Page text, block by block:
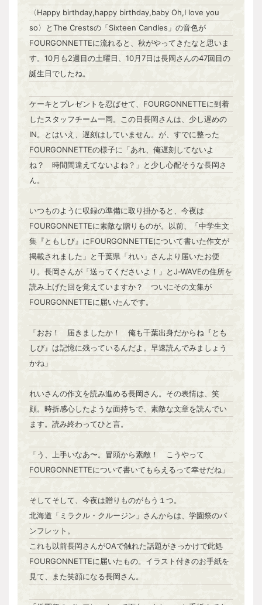
〈Happy birthday,happy birthday,baby Oh,I love you
so〉とThe Crestsの「Sixteen Candles」の音色が
FOURGONNETTEに流れると、秋がやってきたなと思いま
す。10月も2週目の土曜日、10月7日は長岡さんの47回目の
誕生日でしたね。
ケーキとプレゼントを忍ばせて、FOURGONNETTEに到着
したスタッフチーム一同。この日長岡さんは、少し遅めの
IN。とはいえ、遅刻はしていません。が、すでに整った
FOURGONNETTEの様子に「あれ、俺遅刻してないよ
ね？ 時間間違えてないよね？」と少し心配そうな長岡さ
ん。
いつものように収録の準備に取り掛かると、今夜は
FOURGONNETTEに素敵な贈りものが。以前、「中学生文
集『ともしび』にFOURGONNETTEについて書いた作文が
掲載されました」と千葉県「れい」さんより届いたお便
り。長岡さんが「送ってくださいよ！」とJ-WAVEの住所を
読み上げた回を覚えていますか？ ついにその文集が
FOURGONNETTEに届いたんです。
「おお！ 届きましたか！ 俺も千葉出身だからね『とも
しび』は記憶に残っているんだよ。早速読んでみましょう
かね」
れいさんの作文を読み進める長岡さん。その表情は、笑
顔。時折感心したような面持ちで、素敵な文章を読んでい
ます。読み終わってひと言。
「う、上手いなあ〜。冒頭から素敵！ こうやって
FOURGONNETTEについて書いてもらえるって幸せだね」
そしてそして、今夜は贈りものがもう１つ。
北海道「ミラクル・クルージン」さんからは、学園祭のパ
ンフレット。
これも以前長岡さんがOAで触れた話題がきっかけで此処
FOURGONNETTEに届いたもの。イラスト付きのお手紙を
見て、また笑顔になる長岡さん。